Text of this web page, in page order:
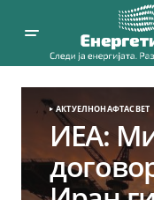
АКТУЕЛНОНАФТАСВЕТ
ИЕА: